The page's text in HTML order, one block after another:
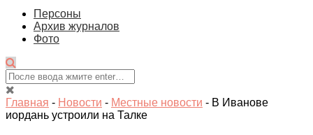
Персоны
Архив журналов
Фото
Главная - Новости - Местные новости - В Иванове
иордань устроили на Талке